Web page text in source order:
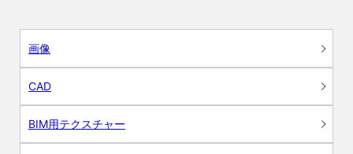
画像
CAD
BIM用テクスチャー